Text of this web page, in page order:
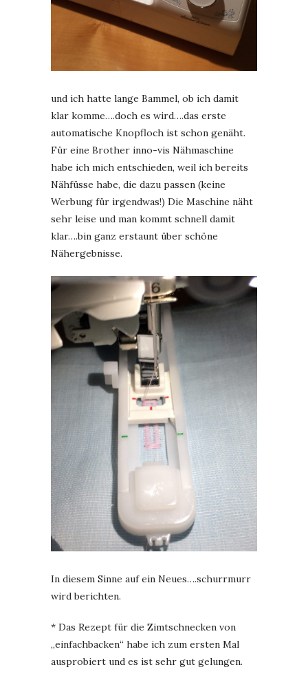
und ich hatte lange Bammel, ob ich damit
klar komme….doch es wird….das erste
automatische Knopfloch ist schon genäht.
Für eine Brother inno-vis Nähmaschine
habe ich mich entschieden, weil ich bereits
Nähfüsse habe, die dazu passen (keine
Werbung für irgendwas!) Die Maschine näht
sehr leise und man kommt schnell damit
klar….bin ganz erstaunt über schöne
Nähergebnisse.
In diesem Sinne auf ein Neues….schurrmurr
wird berichten.
* Das Rezept für die Zimtschnecken von
„einfachbacken“ habe ich zum ersten Mal
ausprobiert und es ist sehr gut gelungen.